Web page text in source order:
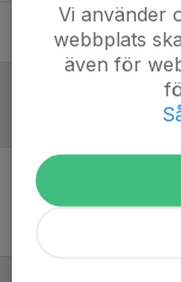
Linus
Vi använder
webbplats
även för